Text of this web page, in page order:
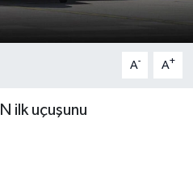
A- A+
ilk uçuşunu